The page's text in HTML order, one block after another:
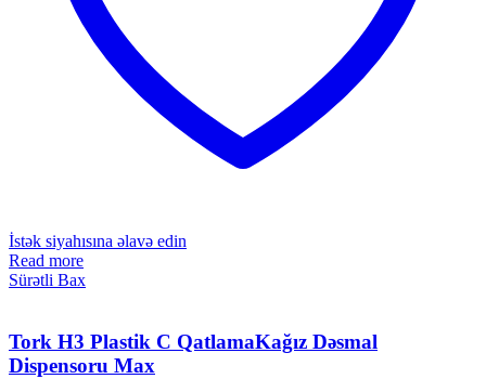
İstək siyahısına əlavə edin
Read more
Sürətli Bax
Tork H3 Plastik C QatlamaKağız Dəsmal
Dispensoru Max